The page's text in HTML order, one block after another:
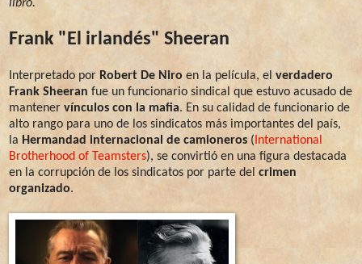
libro.
Frank "El irlandés" Sheeran
Interpretado por Robert De Niro en la película, el verdadero
Frank Sheeran fue un funcionario sindical que estuvo acusado de
mantener vínculos con la mafia. En su calidad de funcionario de
alto rango para uno de los sindicatos más importantes del país,
la Hermandad internacional de camioneros ( International
Brotherhood of Teamsters), se convirtió en una figura destacada
en la corrupción de los sindicatos por parte del crimen
organizado.